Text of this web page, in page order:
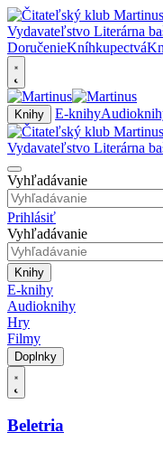
DoručenieKníhkupectvá
Knihy E-knihy
Vyhľadávanie
Prihlásiť
Vyhľadávanie
Knihy
E-knihy
Audioknihy
Hry
Filmy
Doplnky
Beletria